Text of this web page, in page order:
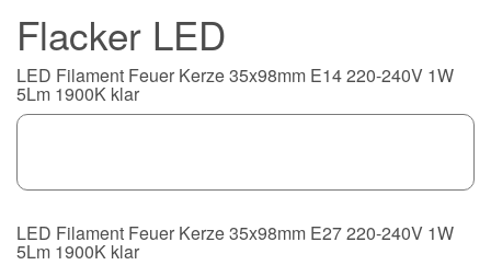
Flacker LED
LED Filament Feuer Kerze 35x98mm E14 220-240V 1W
5Lm 1900K klar
LED Filament Feuer Kerze 35x98mm E27 220-240V 1W
5Lm 1900K klar